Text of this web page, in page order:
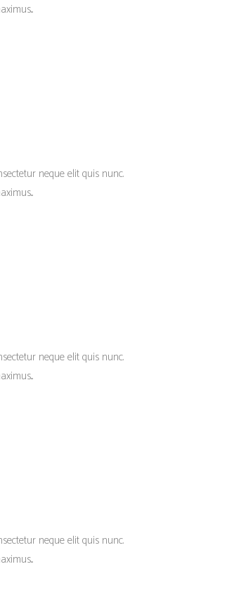
neque elit quis nunc.
neque elit quis nunc.
neque elit quis nunc.